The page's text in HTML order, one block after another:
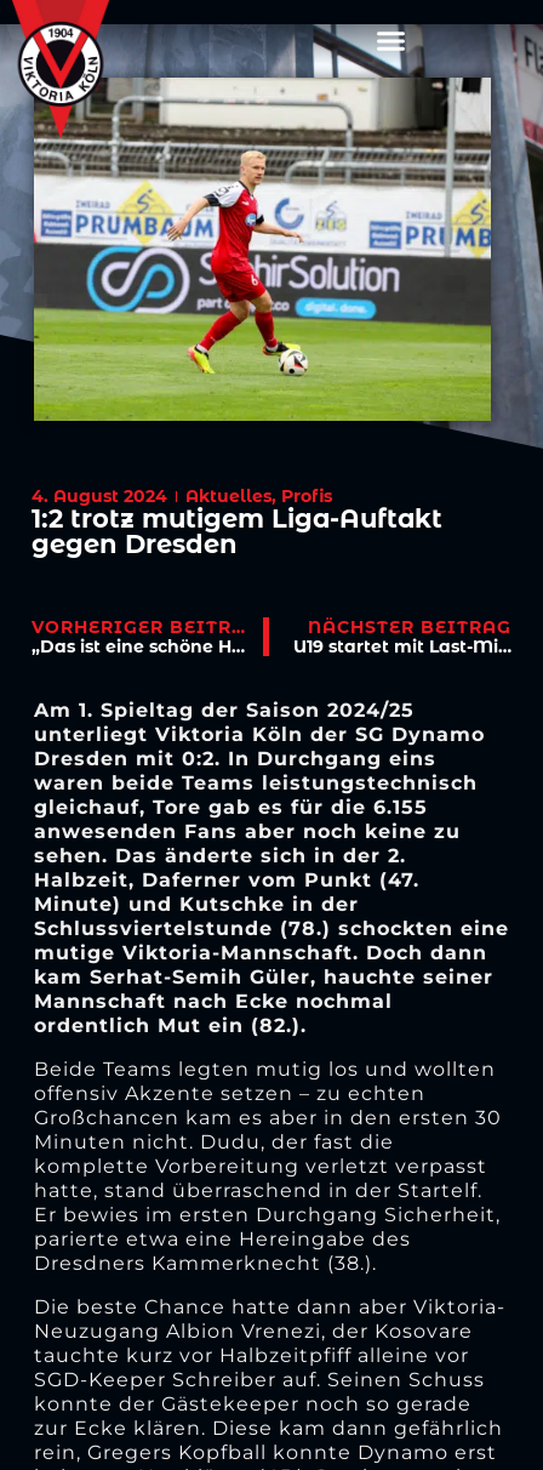
4. August 2024 Aktuelles, Profis
1:2 trotz mutigem Liga-Auftakt
gegen Dresden
VORHERIGER BEITRAG
„Das ist eine schöne Herausforderung“
NÄCHSTER BEITRAG
U19 startet mit Last-Minute-Remis in die Nachwuchsliga
Am 1. Spieltag der Saison 2024/25
unterliegt Viktoria Köln der SG Dynamo
Dresden mit 0:2. In Durchgang eins
waren beide Teams leistungstechnisch
gleichauf, Tore gab es für die 6.155
anwesenden Fans aber noch keine zu
sehen. Das änderte sich in der 2.
Halbzeit, Daferner vom Punkt (47.
Minute) und Kutschke in der
Schlussviertelstunde (78.) schockten eine
mutige Viktoria-Mannschaft. Doch dann
kam Serhat-Semih Güler, hauchte seiner
Mannschaft nach Ecke nochmal
ordentlich Mut ein (82.).
Beide Teams legten mutig los und wollten
offensiv Akzente setzen – zu echten
Großchancen kam es aber in den ersten 30
Minuten nicht. Dudu, der fast die
komplette Vorbereitung verletzt verpasst
hatte, stand überraschend in der Startelf.
Er bewies im ersten Durchgang Sicherheit,
parierte etwa eine Hereingabe des
Dresdners Kammerknecht (38.).
Die beste Chance hatte dann aber Viktoria-
Neuzugang Albion Vrenezi, der Kosovare
tauchte kurz vor Halbzeitpfiff alleine vor
SGD-Keeper Schreiber auf. Seinen Schuss
konnte der Gästekeeper noch so gerade
zur Ecke klären. Diese kam dann gefährlich
rein, Gregers Kopfball konnte Dynamo erst